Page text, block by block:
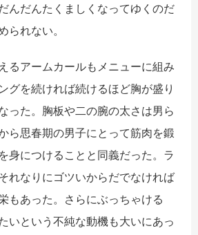
んだんたくましくなってゆくのだ
られない。
るアームカールもメニューに組み
グを続ければ続けるほど胸が盛り
った。胸板や二の腕の太さは男ら
ら思春期の男子にとって筋肉を鍛
身につけることと同義だった。ラ
れなりにゴツいからだでなければ
もあった。さらにぶっちゃける
いという不純な動機も大いにあっ